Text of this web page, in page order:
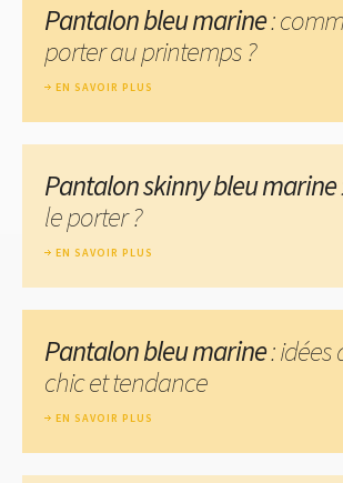
Pantalon bleu marine:
porter au printemps ?
EN SAVOIR PLUS
Pantalon skinny bleu marine
le porter ?
EN SAVOIR PLUS
Pantalon bleu marine: idées
chic et tendance
EN SAVOIR PLUS